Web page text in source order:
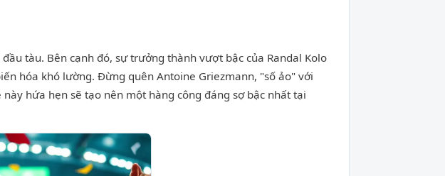
tàu. Bên cạnh đó, sự trưởng thành vượt bậc của Randal Kolo
hóa khó lường. Đừng quên Antoine Griezmann, "số ảo" với
hứa hẹn sẽ tạo nên một hàng công đáng sợ bậc nhất tại